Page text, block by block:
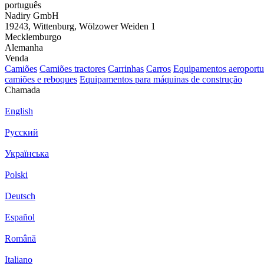
português
Nadiry GmbH
19243, Wittenburg, Wölzower Weiden 1
Mecklemburgo
Alemanha
Venda
Camiões Camiões tractores Carrinhas Carros Equipamentos
camiões e reboques Equipamentos para máquinas de construção
Chamada
English
Русский
Українська
Polski
Deutsch
Español
Română
Italiano